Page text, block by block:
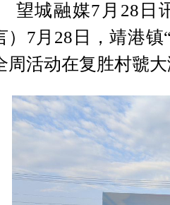
望城融媒7月28日
）7月28日，靖港
周活动在复胜村虢